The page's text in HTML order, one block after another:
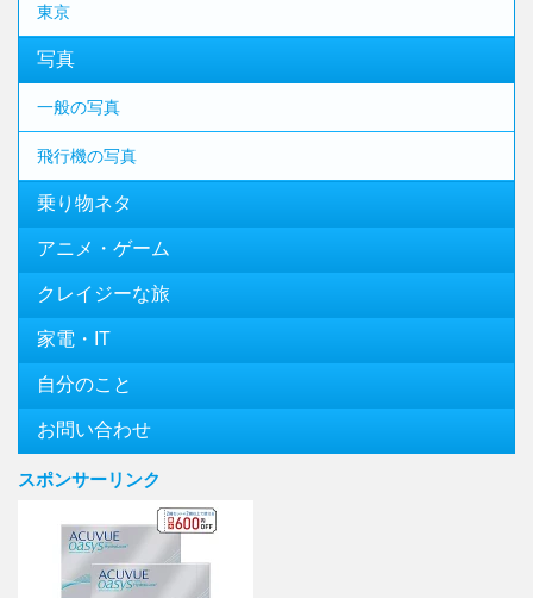
東京
写真
一般の写真
飛行機の写真
乗り物ネタ
アニメ・ゲーム
クレイジーな旅
家電・IT
自分のこと
お問い合わせ
スポンサーリンク